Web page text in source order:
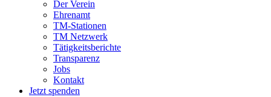
Der Verein
Ehrenamt
TM-Stationen
TM Netzwerk
Tätigkeitsberichte
Transparenz
Jobs
Kontakt
Jetzt spenden